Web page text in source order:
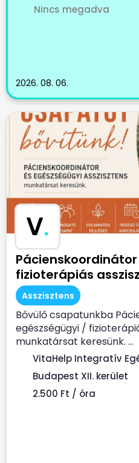
Nincs megadva
2026. 08. 06.
V.
fizioterápiás
Asszisztens
Bővülő csapatunkba
egészségügyi /
munkatársat keresünk. ...
VitaHelp Integratív
Budapest XII. kerület
2.500 Ft / óra